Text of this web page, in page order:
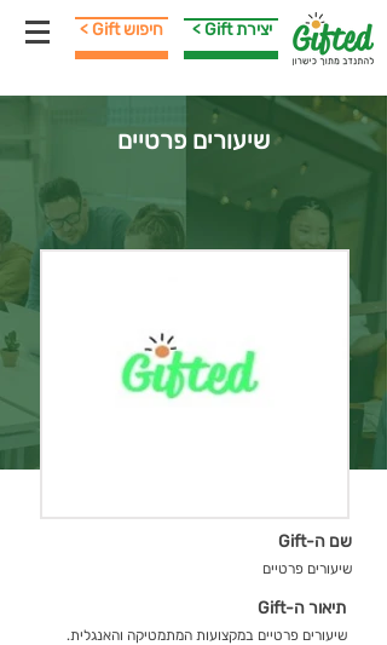
< Gift חיפוש < Gift יצירת
שיעורים פרטיים
שם ה-Gift
שיעורים פרטיים
תיאור ה-Gift
שיעורים פרטיים במקצועות המתמטיקה והאנגלית.